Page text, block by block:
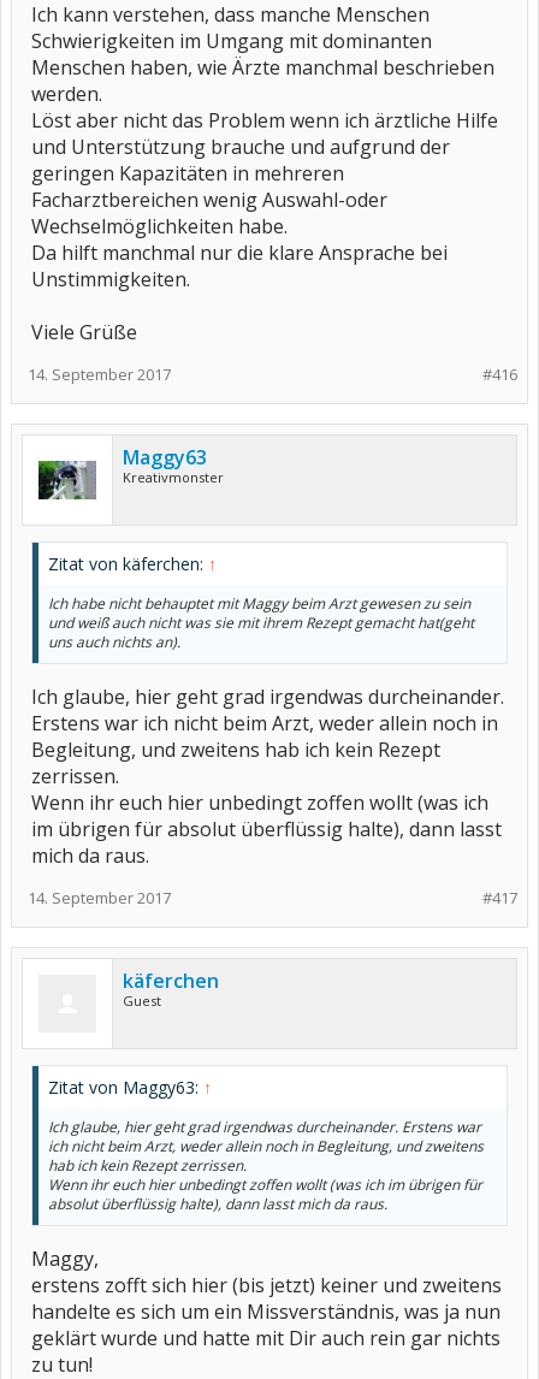
Ich kann verstehen, dass manche Menschen
Schwierigkeiten im Umgang mit dominanten
Menschen haben, wie Ärzte manchmal beschrieben
werden.
Löst aber nicht das Problem wenn ich ärztliche Hilfe
und Unterstützung brauche und aufgrund der
geringen Kapazitäten in mehreren
Facharztbereichen wenig Auswahl-oder
Wechselmöglichkeiten habe.
Da hilft manchmal nur die klare Ansprache bei
Unstimmigkeiten.
Viele Grüße
#416
14. September 2017
Maggy63
Kreativmonster
Zitat von käferchen: ↑
Ich habe nicht behauptet mit Maggy beim Arzt gewesen zu sein
und weiß auch nicht was sie mit ihrem Rezept gemacht hat(geht
uns auch nichts an).
Ich glaube, hier geht grad irgendwas durcheinander.
Erstens war ich nicht beim Arzt, weder allein noch in
Begleitung, und zweitens hab ich kein Rezept
zerrissen.
Wenn ihr euch hier unbedingt zoffen wollt (was ich
im übrigen für absolut überflüssig halte), dann lasst
mich da raus.
#417
14. September 2017
käferchen
Guest
Zitat von Maggy63: ↑
Ich glaube, hier geht grad irgendwas durcheinander. Erstens war
ich nicht beim Arzt, weder allein noch in Begleitung, und zweitens
hab ich kein Rezept zerrissen.
Wenn ihr euch hier unbedingt zoffen wollt (was ich im übrigen für
absolut überflüssig halte), dann lasst mich da raus.
Maggy,
erstens zofft sich hier (bis jetzt) keiner und zweitens
handelte es sich um ein Missverständnis, was ja nun
geklärt wurde und hatte mit Dir auch rein gar nichts
zu tun!